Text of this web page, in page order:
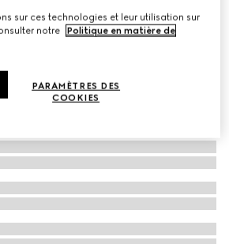
sur ces technologies et leur utilisation sur
notre
Politique en matière de
PARAMÈTRES DES
COOKIES